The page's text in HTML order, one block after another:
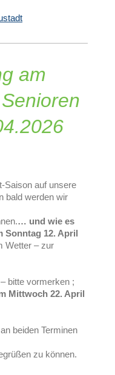
am
Saison auf unsere
bald werden wir
… und wie es
Sonntag 12. April
Wetter – zur
bitte vormerken ;
Mittwoch 22. April
beiden Terminen
zu können.